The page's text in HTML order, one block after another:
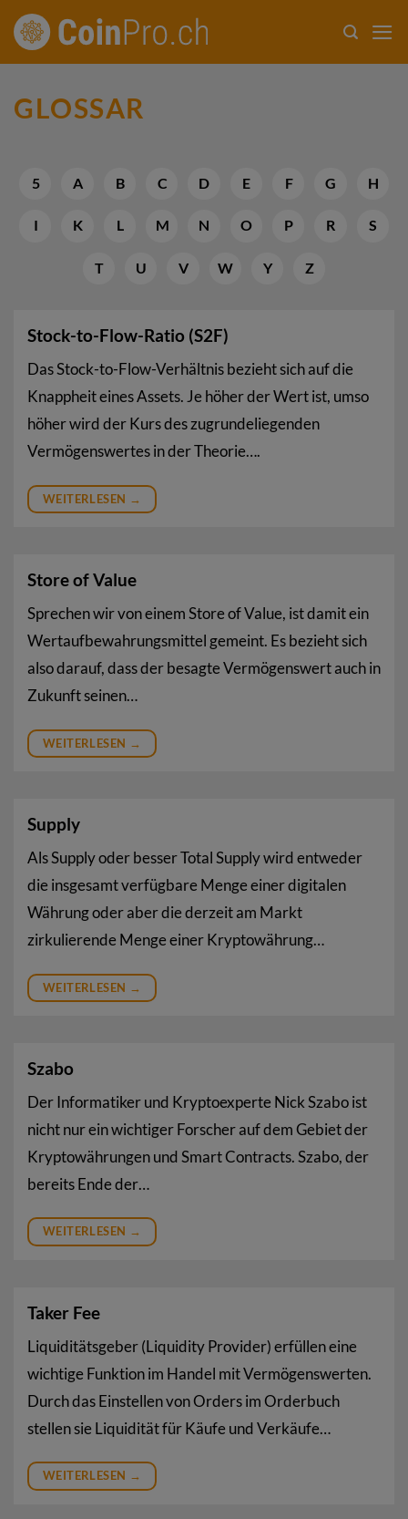
Zum
Inhalt
GLOSSAR
5 A B C D E F G H
I K L M N O P R S
T U V W Y Z
Stock-to-Flow-Ratio (S2F)
Das Stock-to-Flow-Verhältnis bezieht sich auf die
Knappheit eines Assets. Je höher der Wert ist, umso
höher wird der Kurs des zugrundeliegenden
Vermögenswertes in der Theorie….
WEITERLESEN →
Store of Value
Sprechen wir von einem Store of Value, ist damit ein
Wertaufbewahrungsmittel gemeint. Es bezieht sich
also darauf, dass der besagte Vermögenswert auch in
Zukunft seinen…
WEITERLESEN →
Supply
Als Supply oder besser Total Supply wird entweder
die insgesamt verfügbare Menge einer digitalen
Währung oder aber die derzeit am Markt
zirkulierende Menge einer Kryptowährung…
WEITERLESEN →
Szabo
Der Informatiker und Kryptoexperte Nick Szabo ist
nicht nur ein wichtiger Forscher auf dem Gebiet der
Kryptowährungen und Smart Contracts. Szabo, der
bereits Ende der…
WEITERLESEN →
Taker Fee
Liquiditätsgeber (Liquidity Provider) erfüllen eine
wichtige Funktion im Handel mit Vermögenswerten.
Durch das Einstellen von Orders im Orderbuch
stellen sie Liquidität für Käufe und Verkäufe…
WEITERLESEN →